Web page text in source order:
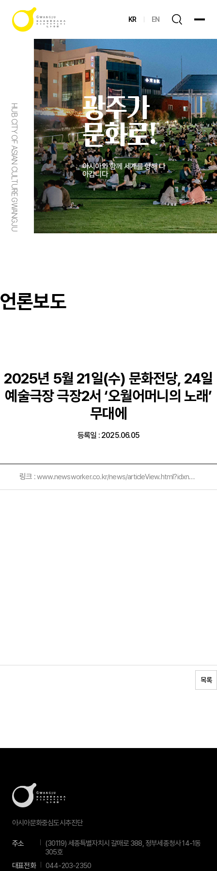
KR EN
HUB CITY OF ASIAN CULTURE GWANGJU
광주가
문화로!
아시아와 함께 세계를 향해 나
아갑니다
언론보도
2025년 5월 21일(수) 문화전당, 24일
예술극장 극장2서 ‘오월어머니의 노래’
무대에
등록일 : 2025.06.05
링크 :www.newsworker.co.kr/news/articleView.html?idxno=379848
목록
아시아문화중심도시추진단
주소
(30119) 세종특별자치시 갈매로 388, 정부세종청사 14-1동
305호
대표전화
044-203-2350